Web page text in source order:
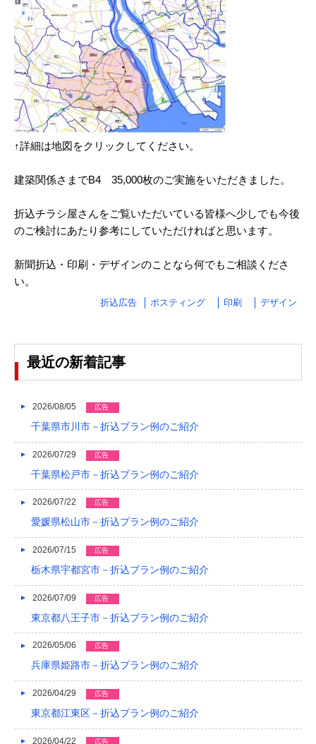
2025/02
2025/01
2024/12
2024/11
2024/10
2024/09
2024/06
2024/01
2023/12
2023/11
2023/08
2023/07
2023/06
2023/05
2023/04
2023/03
2023/01
2022/12
2022/11
↑詳細は地図をクリックしてください。
建築関係さまでB4 35,000枚のご実施をいただきました。
折込チラシ屋さんをご覧いただいている皆様へ少しでも今後
のご検討にあたり参考にしていただければと思います。
新聞折込・印刷・デザインのことなら何でもご相談くださ
い。
折込広告 ポスティング 印刷 デザイン
最近の新着記事
2026/08/05 広告
千葉県市川市－折込プラン例のご紹介
2026/07/29 広告
千葉県松戸市－折込プラン例のご紹介
2026/07/22 広告
愛媛県松山市－折込プラン例のご紹介
2026/07/15 広告
栃木県宇都宮市－折込プラン例のご紹介
2026/07/09 広告
東京都八王子市－折込プラン例のご紹介
2026/05/06 広告
兵庫県姫路市－折込プラン例のご紹介
2026/04/29 広告
東京都江東区－折込プラン例のご紹介
2026/04/22 広告